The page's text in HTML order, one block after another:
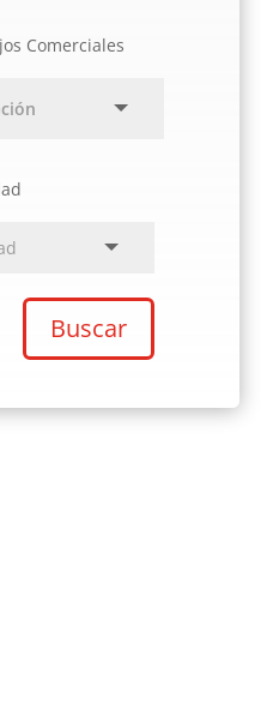
Comerciales
Buscar